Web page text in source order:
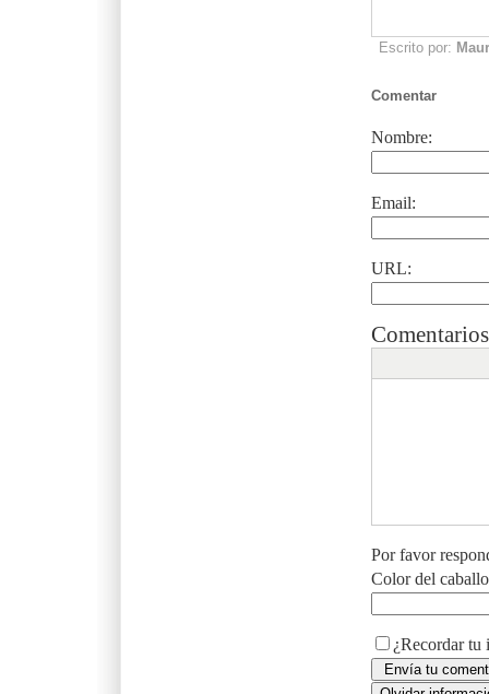
Escrito por:
Comentar
Nombre:
Email:
URL:
Por favor
Color del
¿Recordar tu